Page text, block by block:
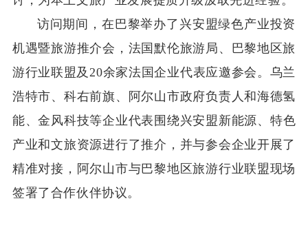
访问期间， 在巴黎举办了兴安盟绿色产业投资
机遇暨旅游推介会 ， 法国默伦旅游局、 巴黎地区旅
游行业联盟 及 20余家法国企业代表应邀参会。 乌兰
浩特市、科右前旗、阿尔山市政府负责人和海德氢
能、金风科技等企业代表 围绕兴安盟 新能源、特色
产业和文旅资源进行了推介 ， 并与参会企业开展了
精准对接， 阿尔山市与巴黎地区旅游行业联盟现场
签署了合作伙伴协议。